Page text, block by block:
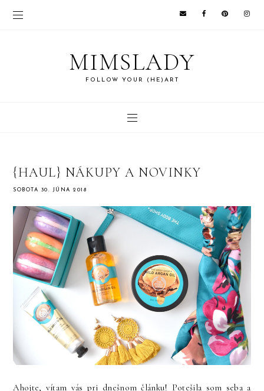
MIMSLADY
FOLLOW YOUR (HE)ART
{HAUL} NÁKUPY A NOVINKY
SOBOTA 30. JÚNA 2018
Ahojte, vítam vás pri dnešnom článku! Potešila som seba a